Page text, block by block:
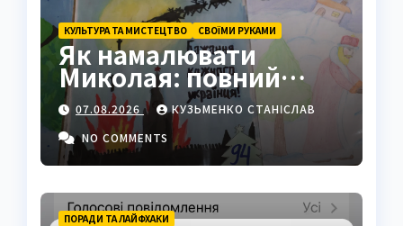
КУЛЬТУРА ТА МИСТЕЦТВО СВОЇМИ РУКАМИ
Як намалювати
Миколая: повний
покроковий гайд з
секретами майстрів
07.08.2026
КУЗЬМЕНКО СТАНІСЛАВ
NO COMMENTS
ПОРАДИ ТА ЛАЙФХАКИ